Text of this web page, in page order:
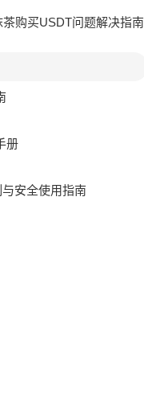
茶购买USDT问题解决指南
册
安全使用指南